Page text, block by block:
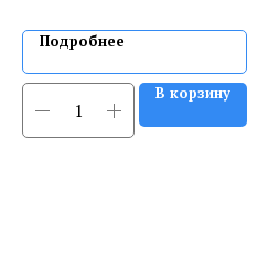
Подробнее
В корзину